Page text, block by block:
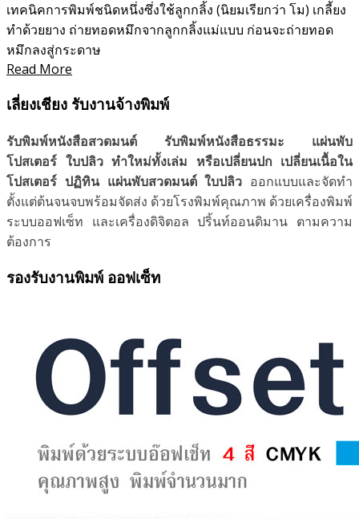
เทคนิคการพิมพ์ชนิดหนึ่งซึ่งใช้ลูกกลิ้ง (นิยมเรียกว่า โม) เกลี้ยง
ทำด้วยยาง ถ่ายทอดหมึกจากลูกกลิ้งแม่แบบ ก่อนจะถ่ายทอด
หมึกลงสู่กระดาษ
Read More
เลี่ยงเชียง รับงานจ้างพิมพ์
รับพิมพ์หนังสือสวดมนต์ รับพิมพ์หนังสือธรรมะ แผ่นพับ
โปสเตอร์ ใบปลิว ทำใหม่ทั้งเล่ม หรือเปลี่ยนปก เปลี่ยนเนื้อใน
โปสเตอร์ ปฏิทิน แผ่นพับสวดมนต์ ใบปลิว ออกแบบและจัดทำ
ตั้งแต่ต้นจนจบพร้อมจัดส่ง ด้วยโรงพิมพ์คุณภาพ ด้วยเครื่องพิมพ์
ระบบออฟเซ็ท และเครื่องดิจิตอล ปริ้นท์ออนดิมาน ตามความ
ต้องการ
รองรับงานพิมพ์ ออฟเซ็ท